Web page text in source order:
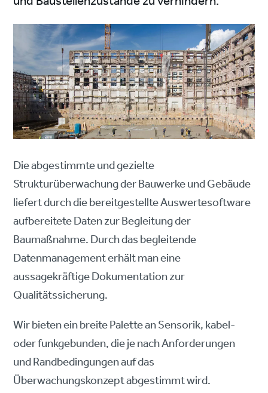
Die abgestimmte und gezielte
Strukturüberwachung der Bauwerke und Gebäude
liefert durch die bereitgestellte Auswertesoftware
aufbereitete Daten zur Begleitung der
Baumaßnahme. Durch das begleitende
Datenmanagement erhält man eine
aussagekräftige Dokumentation zur
Qualitätssicherung.
Wir bieten ein breite Palette an Sensorik, kabel-
oder funkgebunden, die je nach Anforderungen
und Randbedingungen auf das
Überwachungskonzept abgestimmt wird.